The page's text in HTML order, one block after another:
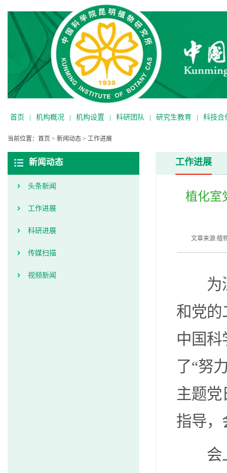
首页 | 机构概况 | 机构设置 | 科研团队 | 研究生教育 | 科技合
当前位置： 首页 > 新闻动态 > 工作进展
新闻动态
头条新闻
工作进展
科研进展
传媒扫描
视频新闻
工作进展
植化室
文章来源:植
为
和党的
中国科
了“努
主题党
指导，
会